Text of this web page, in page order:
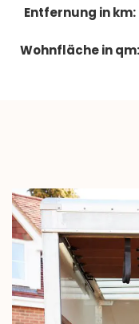
Entfernung in km:
Wohnfläche in qm: